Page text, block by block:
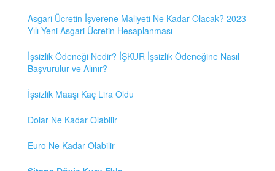
Asgari Ücretin İşverene Maliyeti Ne Kadar Olacak? 2023
Yılı Yeni Asgari Ücretin Hesaplanması
İşsizlik Ödeneği Nedir? İŞKUR İşsizlik Ödeneğine Nasıl
Başvurulur ve Alınır?
İşsizlik Maaşı Kaç Lira Oldu
Dolar Ne Kadar Olabilir
Euro Ne Kadar Olabilir